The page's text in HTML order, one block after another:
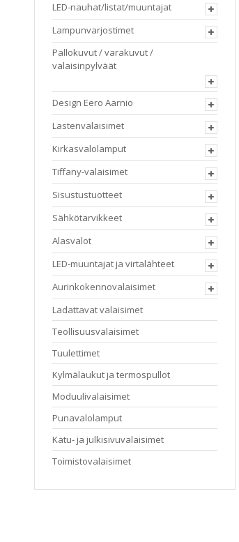
LED-nauhat/listat/muuntajat
Lampunvarjostimet
Pallokuvut / varakuvut /
valaisinpylväät
Design Eero Aarnio
Lastenvalaisimet
Kirkasvalolamput
Tiffany-valaisimet
Sisustustuotteet
Sähkötarvikkeet
Alasvalot
LED-muuntajat ja virtalähteet
Aurinkokennovalaisimet
Ladattavat valaisimet
Teollisuusvalaisimet
Tuulettimet
Kylmälaukut ja termospullot
Moduulivalaisimet
Punavalolamput
Katu- ja julkisivuvalaisimet
Toimistovalaisimet